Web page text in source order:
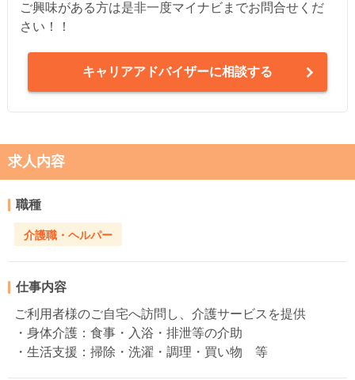
ご興味がある方は是非一度マイナビまでお問合せくだ
さい！！
キャリアアドバイザーに相談する
求人内容
職種
介護職・ヘルパー
仕事内容
ご利用者様のご自宅へ訪問し、介護サービスを提供
・身体介護：食事・入浴・排泄等の介助
・生活支援：掃除・洗濯・調理・買い物 等